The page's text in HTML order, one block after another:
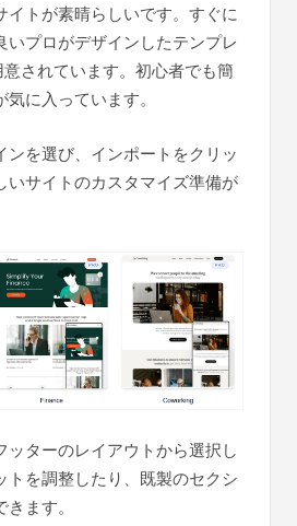
イトが素晴らしいです。すぐに
いプロがデザインしたテンプレ
されています。初心者でも簡
に入っています。
ンを選び、インポートをクリッ
いサイトのカスタマイズ準備が
ッターのレイアウトから選択し
トを調整したり、既製のセクシ
ます。